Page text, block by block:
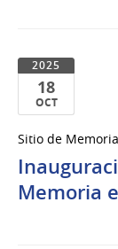
2025
18
OCT
de
Oct
del
Sitio de
Memoria